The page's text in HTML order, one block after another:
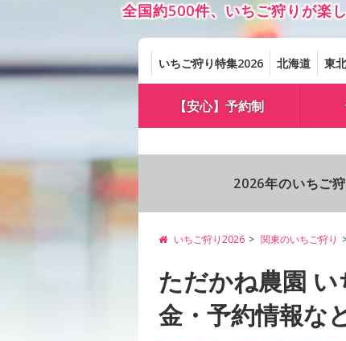
全国約500件、いちご狩りが楽
いちご狩り特集2026 北海道 東北
【安心】予約制
2026年のいちご
いちご狩り2026 関東のいちご狩り
ただかね農園
金・予約情報な